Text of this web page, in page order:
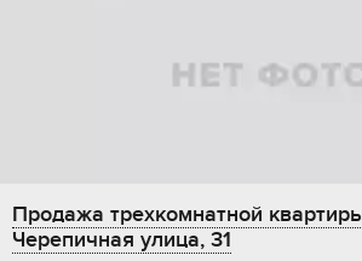
Продажа трехкомнатной
Черепичная улица, 31